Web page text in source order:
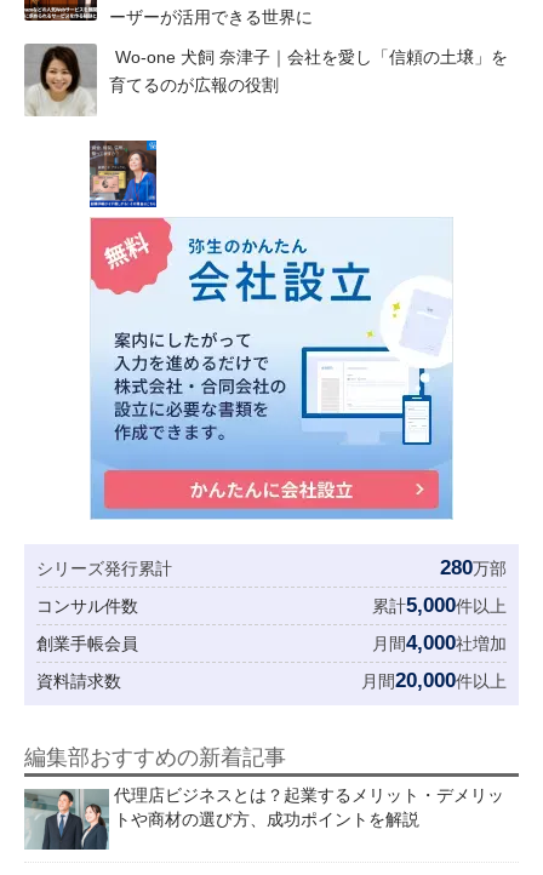
ーザーが活用できる世界に
Wo-one 犬飼 奈津子｜会社を愛し「信頼の土壌」を
育てるのが広報の役割
シリーズ発行累計 280万部
コンサル件数
累計5,000件以上
創業手帳会員
月間4,000社増加
資料請求数
月間20,000件以上
編集部おすすめの新着記事
代理店ビジネスとは？起業するメリット・デメリッ
トや商材の選び方、成功ポイントを解説